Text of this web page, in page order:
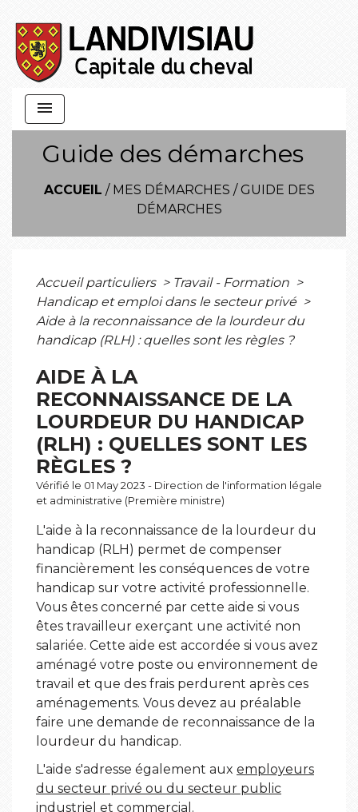
menu
Guide des démarches
ACCUEIL / MES DÉMARCHES / GUIDE DES
DÉMARCHES
Accueil particuliers > Travail - Formation >
Handicap et emploi dans le secteur privé >
Aide à la reconnaissance de la lourdeur du
handicap (RLH) : quelles sont les règles ?
AIDE À LA
RECONNAISSANCE DE LA
LOURDEUR DU HANDICAP
(RLH) : QUELLES SONT LES
RÈGLES ?
Vérifié le 01 May 2023 - Direction de l'information légale
et administrative (Première ministre)
L'aide à la reconnaissance de la lourdeur du
handicap (RLH) permet de compenser
financièrement les conséquences de votre
handicap sur votre activité professionnelle.
Vous êtes concerné par cette aide si vous
êtes travailleur exerçant une activité non
salariée. Cette aide est accordée si vous avez
aménagé votre poste ou environnement de
travail et que des frais perdurent après ces
aménagements. Vous devez au préalable
faire une demande de reconnaissance de la
lourdeur du handicap.
L'aide s'adresse également aux employeurs
du secteur privé ou du secteur public
industriel et commercial .